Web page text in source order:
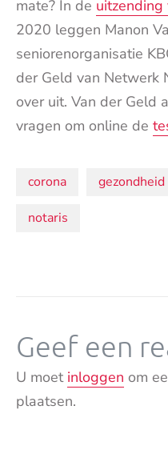
mate? In de
2020 leggen Manon
seniorenorganisatie
der Geld van Netwerk
over uit. Van der Geld
vragen om online de
Onderwerpen:
corona gezondheid
notaris
Geef een
U moet inloggen om
plaatsen.